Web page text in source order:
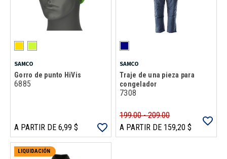
SAMCO
Gorro de punto HiVis
6885
A PARTIR DE 6,99 $
SAMCO
Traje de una pieza para
congelador
7308
199.00 - 209.00
A PARTIR DE 159,20 $
LIQUIDACIÓN